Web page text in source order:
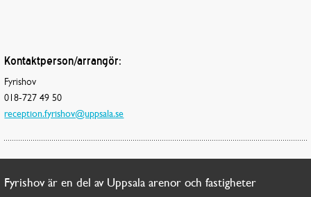
Kontaktperson/arrangör:
Fyrishov
018-727 49 50
reception.fyrishov@uppsala.se
Fyrishov är en del av Uppsala arenor och fastigheter